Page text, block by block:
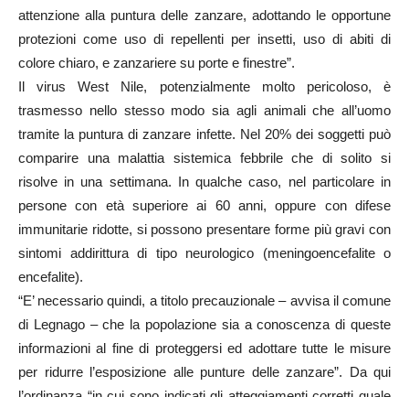
attenzione alla puntura delle zanzare, adottando le opportune
protezioni come uso di repellenti per insetti, uso di abiti di
colore chiaro, e zanzariere su porte e finestre”.
Il virus West Nile, potenzialmente molto pericoloso, è
trasmesso nello stesso modo sia agli animali che all’uomo
tramite la puntura di zanzare infette. Nel 20% dei soggetti può
comparire una malattia sistemica febbrile che di solito si
risolve in una settimana. In qualche caso, nel particolare in
persone con età superiore ai 60 anni, oppure con difese
immunitarie ridotte, si possono presentare forme più gravi con
sintomi addirittura di tipo neurologico (meningoencefalite o
encefalite).
“E’ necessario quindi, a titolo precauzionale – avvisa il comune
di Legnago – che la popolazione sia a conoscenza di queste
informazioni al fine di proteggersi ed adottare tutte le misure
per ridurre l’esposizione alle punture delle zanzare”. Da qui